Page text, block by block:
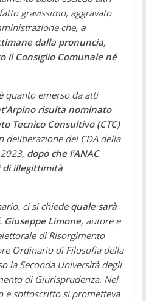
gravissimo, aggravato
che, a
dalla pronuncia,
il Consiglio Comunale né
quanto emerso da atti
risulta nominato
Tecnico Consultivo (CTC)
deliberazione del CDA della
dopo che l’ANAC
di illegittimità
ci si chiede quale sarà
Giuseppe Limone, autore e
di Risorgimento
Ordinario di Filosofia della
la Seconda Università degli
di Giurisprudenza. Nel
e sottoscritto si prometteva